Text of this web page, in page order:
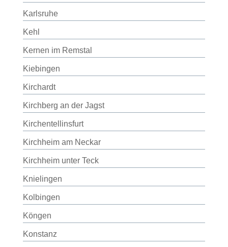
Karlsruhe
Kehl
Kernen im Remstal
Kiebingen
Kirchardt
Kirchberg an der Jagst
Kirchentellinsfurt
Kirchheim am Neckar
Kirchheim unter Teck
Knielingen
Kolbingen
Köngen
Konstanz